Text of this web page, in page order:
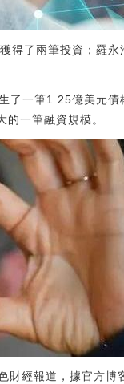
了兩筆投資；羅
了一筆1.25億美元
一筆融資規模。
財經報道，據官方